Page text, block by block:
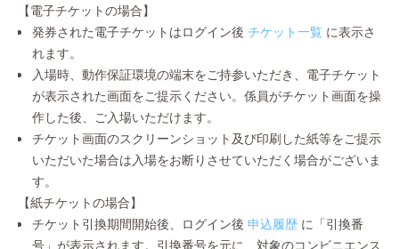
【電子チケットの場合】
発券された電子チケットはログイン後 チケット一覧 に表示さ
れます。
入場時、動作保証環境の端末をご持参いただき、電子チケット
が表示された画面をご提示ください。係員がチケット画面を操
作した後、ご入場いただけます。
チケット画面のスクリーンショット及び印刷した紙等をご提示
いただいた場合は入場をお断りさせていただく場合がございま
す。
【紙チケットの場合】
チケット引換期間開始後、ログイン後 申込履歴 に「引換番
号」が表示されます。引換番号を元に、対象のコンビニエンス